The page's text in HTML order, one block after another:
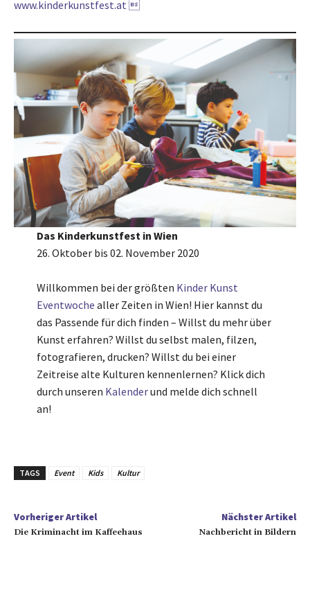
www.kinderkunstfest.at 
Das Kinder­kunst­fest in Wien
26. Oktober bis 02. November 2020
Willkommen bei der größten Kinder Kunst
Eventwoche aller Zeiten in Wien! Hier kannst du
das Passende für dich finden – Willst du mehr über
Kunst erfahren? Willst du selbst malen, filzen,
fotografieren, drucken? Willst du bei einer
Zeitreise alte Kulturen kennenlernen? Klick dich
durch unseren Kalenderund melde dich schnell
an!
TAGS Event Kids Kultur
Vorheriger Artikel
Die Kriminacht im Kaffeehaus
Nächster Artikel
Nachbericht in Bildern